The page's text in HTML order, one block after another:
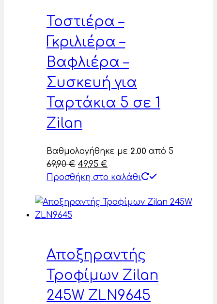
Τοστιέρα –
Γκριλιέρα –
Βαφλιέρα –
Συσκευή για
Ταρτάκια 5 σε 1
Zilan
Βαθμολογήθηκε με 2.00 από 5
69,90€ Original
price
69,90 €.
49,95 €
τρέχουσα
είναι:
Προσθήκη στο καλάθι
Αποξηραντής
Τροφίμων Zilan
245W ZLN9645